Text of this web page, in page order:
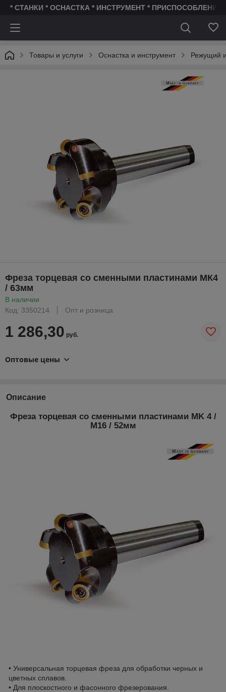
* СТАНКИ * ОСНАСТКА * ИНСТРУМЕНТ * ПРИСПОСОБЛЕНИЯ
Товары и услуги Оснастка и инструмент Режущий
Фреза торцевая со сменными пластинами МК4
/ 63мм
В наличии
Код: 3350214
Опт и розница
1 286,30 руб.
Оптовые цены
Описание
Фреза торцевая со сменными пластинами MK 4 /
M16 / 52мм
• Универсальная торцевая фреза для обработки черных и
цветных сплавов.
• Для плоскостного и фасонного фрезерования.